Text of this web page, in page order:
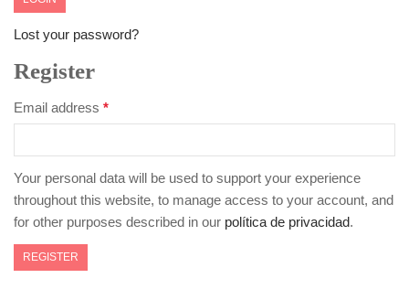
Lost your password?
Register
Email address *
Your personal data will be used to support your experience
throughout this website, to manage access to your account, and
for other purposes described in our política de privacidad.